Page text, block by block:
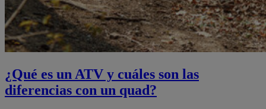
¿Qué es un ATV y cuáles son las
diferencias con un quad?